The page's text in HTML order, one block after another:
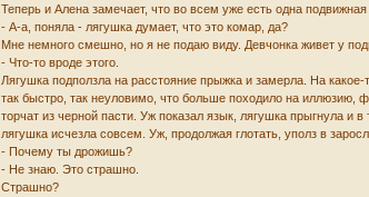
Теперь и Алена замечает, что во всем уже есть одна
- А-а, поняла - лягушка думает, что это комар, да?
Мне немного смешно, но я не подаю виду. Девчонка живет у
- Что-то вроде этого.
Лягушка подползла на расстояние прыжка и замерла. На
так быстро, так неуловимо, что больше походило на иллюзию,
торчат из черной пасти. Уж показал язык, лягушка прыгнула
лягушка исчезла совсем. Уж, продолжая глотать, уполз в
- Почему ты дрожишь?
- Не знаю. Это страшно.
Страшно?